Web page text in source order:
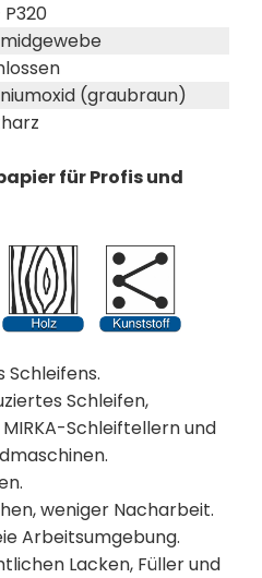
P320
(graubraun)
für Profis und
Schleifens.
Schleifen,
Schleiftellern und
weniger Nacharbeit.
Arbeitsumgebung.
Lacken, Füller und